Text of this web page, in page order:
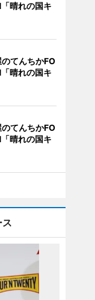
晴れの国キ
てんちかFO
晴れの国キ
てんちかFO
晴れの国キ